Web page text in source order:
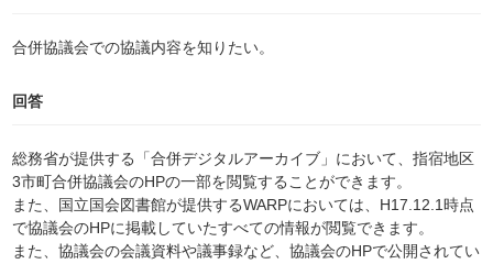
合併協議会での協議内容を知りたい。
回答
総務省が提供する「合併デジタルアーカイブ」において、指宿地区
3市町合併協議会のHPの一部を閲覧することができます。
また、国立国会図書館が提供するWARPにおいては、H17.12.1時点
で協議会のHPに掲載していたすべての情報が閲覧できます。
また、協議会の会議資料や議事録など、協議会のHPで公開されてい